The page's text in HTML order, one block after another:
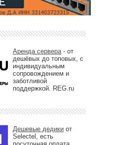
Аренда сервера- от
дешёвых до топовых, с
индивидуальным
сопровождением и
заботливой
поддержкой. REG.ru
Дешевые дедики от
Selectel, есть